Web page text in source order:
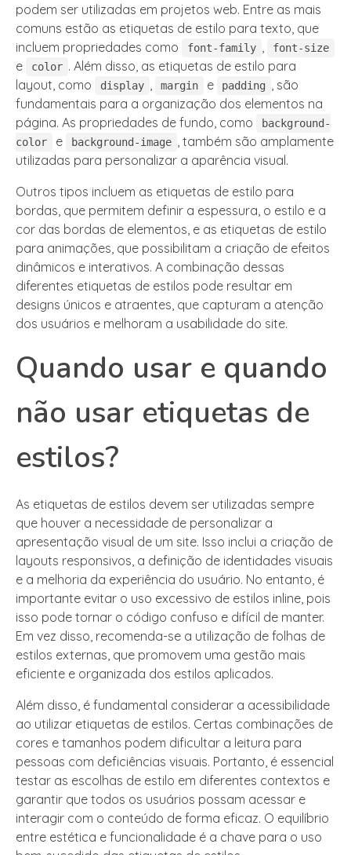
podem ser utilizadas em projetos web. Entre as mais
comuns estão as etiquetas de estilo para texto, que
incluem propriedades como
font-family font-size
e color . Além disso, as etiquetas de estilo para
layout, como
display margin e padding
, são
fundamentais para a organização dos elementos na
página. As propriedades de fundo, como
background-
color
e background-image
, também são amplamente
utilizadas para personalizar a aparência visual.
Outros tipos incluem as etiquetas de estilo para
bordas, que permitem definir a espessura, o estilo e a
cor das bordas de elementos, e as etiquetas de estilo
para animações, que possibilitam a criação de efeitos
dinâmicos e interativos. A combinação dessas
diferentes etiquetas de estilos pode resultar em
designs únicos e atraentes, que capturam a atenção
dos usuários e melhoram a usabilidade do site.
Quando usar e quando
não usar etiquetas de
estilos?
As etiquetas de estilos devem ser utilizadas sempre
que houver a necessidade de personalizar a
apresentação visual de um site. Isso inclui a criação de
layouts responsivos, a definição de identidades visuais
e a melhoria da experiência do usuário. No entanto, é
importante evitar o uso excessivo de estilos inline, pois
isso pode tornar o código confuso e difícil de manter.
Em vez disso, recomenda-se a utilização de folhas de
estilos externas, que promovem uma gestão mais
eficiente e organizada dos estilos aplicados.
Além disso, é fundamental considerar a acessibilidade
ao utilizar etiquetas de estilos. Certas combinações de
cores e tamanhos podem dificultar a leitura para
pessoas com deficiências visuais. Portanto, é essencial
testar as escolhas de estilo em diferentes contextos e
garantir que todos os usuários possam acessar e
interagir com o conteúdo de forma eficaz. O equilíbrio
entre estética e funcionalidade é a chave para o uso